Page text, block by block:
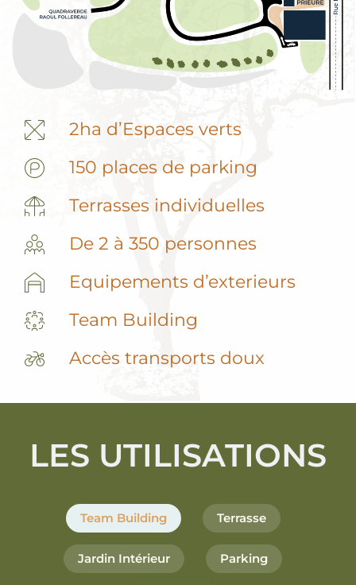
2ha d’Espaces verts
150 places de parking
Terrasses individuelles
De 2 à 350 personnes
Equipements d’exterieurs
Team Building
Accès transports doux
LES UTILISATIONS
Team Building Terrasse
Jardin Intérieur Parking